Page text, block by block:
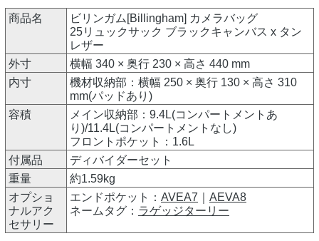
商品名
ビリンガム[Billingham] カメラバッグ
25リュックサック ブラックキャンバス x タン
レザー
外寸
横幅 340 × 奥行 230 × 高さ 440 mm
内寸
機材収納部：横幅 250 × 奥行 130 × 高さ 310
mm(パッドあり)
容積
メイン収納部：9.4L(コンパートメントあ
り)/11.4L(コンパートメントなし)
フロントポケット：1.6L
付属品
ディバイダーセット
重量
約1.59kg
オプショ
ナルアク
セサリー
エンドポケット： AVEA7
AEVA8
ネームタグ： ラゲッジターリー